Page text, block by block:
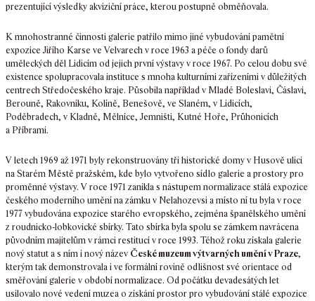
prezentující výsledky akviziční práce, kterou postupně obměňovala.
K mnohostranné činnosti galerie patřilo mimo jiné vybudování pamětní
expozice Jiřího Karse ve Velvarech v roce 1963 a péče o fondy darů
uměleckých děl Lidicím od jejich první výstavy v roce 1967. Po celou dobu své
existence spolupracovala instituce s mnoha kulturními zařízeními v důležitých
centrech Středočeského kraje. Působila například v Mladé Boleslavi, Čáslavi,
Berouně, Rakovníku, Kolíně, Benešově, ve Slaném, v Lidicích,
Poděbradech, v Kladně, Mělníce, Jemništi, Kutné Hoře, Průhonicích
a Příbrami.
V letech 1969 až 1971 byly rekonstruovány tři historické domy v Husově ulici
na Starém Městě pražském, kde bylo vytvořeno sídlo galerie a prostory pro
proměnné výstavy. V roce 1971 zanikla s nástupem normalizace stálá expozice
českého moderního umění na zámku v Nelahozevsi a místo ní tu byla v roce
1977 vybudována expozice starého evropského, zejména španělského umění
z roudnicko-lobkovické sbírky. Tato sbírka byla spolu se zámkem navrácena
původním majitelům v rámci restitucí v roce 1993. Téhož roku získala galerie
nový statut a s ním i nový název České muzeum výtvarných umění v Praze,
kterým tak demonstrovala i ve formální rovině odlišnost své orientace od
směřování galerie v období normalizace. Od počátku devadesátých let
usilovalo nové vedení muzea o získání prostor pro vybudování stálé expozice